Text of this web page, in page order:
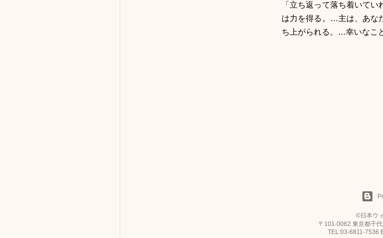
「立ち返って落ち着いて
は力を得る。…主は、あな
ち上がられる。…幸いなこ
©日本ウ
〒101-0062 東京都千
TEL:03-6811-7536